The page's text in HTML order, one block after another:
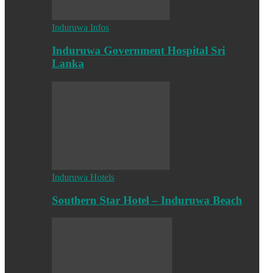
Induruwa Infos
Induruwa Government Hospital Sri
Lanka
Induruwa Hotels
Southern Star Hotel – Induruwa Beach